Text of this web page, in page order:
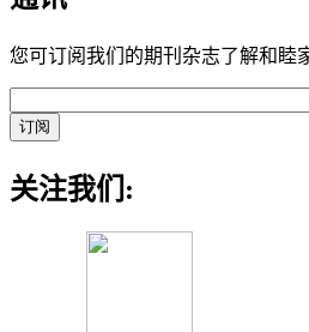
您可订阅我们的期刊杂志了解和睦
关注我们: